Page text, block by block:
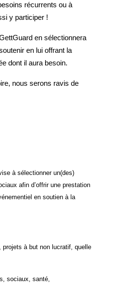
récurrents ou à
y participer !
en sélectionnera
en lui offrant la
dont il aura besoin.
nous serons ravis de
à sélectionner un(des)
afin d’offrir une prestation
en soutien à la
à but non lucratif, quelle
sociaux, santé,